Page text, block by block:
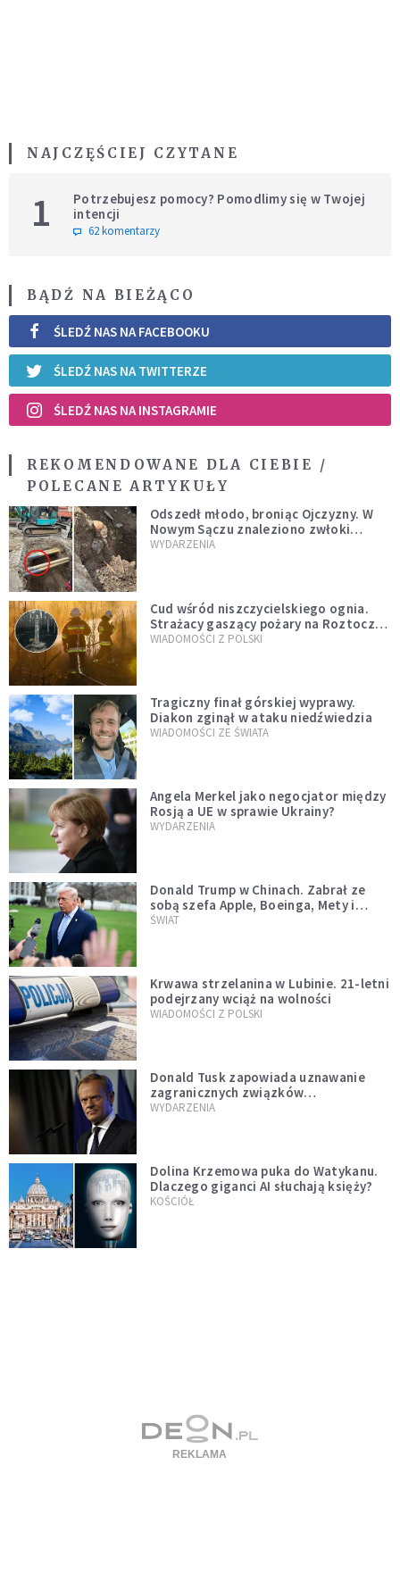
NAJCZĘŚCIEJ CZYTANE
1
Potrzebujesz pomocy? Pomodlimy się w Twojej
intencji
62 komentarzy
BĄDŹ NA BIEŻĄCO
ŚLEDŹ NAS NA FACEBOOKU
ŚLEDŹ NAS NA TWITTERZE
ŚLEDŹ NAS NA INSTAGRAMIE
REKOMENDOWANE DLA CIEBIE /
POLECANE ARTYKUŁY
Odszedł młodo, broniąc Ojczyzny. W
Nowym Sączu znaleziono zwłoki
mężczyzny z czasów potopu
WYDARZENIA
Cud wśród niszczycielskiego ognia.
Strażacy gaszący pożary na Roztoczu
opublikowali niezwykłe zdjęcie
WIADOMOŚCI Z POLSKI
Tragiczny finał górskiej wyprawy.
Diakon zginął w ataku niedźwiedzia
WIADOMOŚCI ZE ŚWIATA
Angela Merkel jako negocjator między
Rosją a UE w sprawie Ukrainy?
WYDARZENIA
Donald Trump w Chinach. Zabrał ze
sobą szefa Apple, Boeinga, Mety i
Muska
ŚWIAT
Krwawa strzelanina w Lubinie. 21-letni
podejrzany wciąż na wolności
WIADOMOŚCI Z POLSKI
Donald Tusk zapowiada uznawanie
zagranicznych związków
jednopłciowych. "Państwo oblało ten
WYDARZENIA
Dolina Krzemowa puka do Watykanu.
Dlaczego giganci AI słuchają księży?
KOŚCIÓŁ